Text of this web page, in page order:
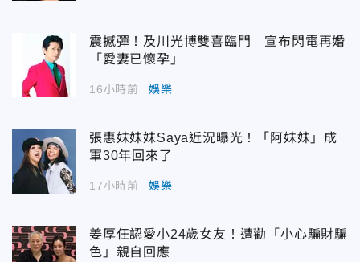
震撼彈！及川光博雙喜臨門 宣布閃電再婚
「愛妻已懷孕」
16小時前 娛樂
張惠妹妹妹Saya近況曝光！「阿妹妹」成
軍30年回來了
17小時前 娛樂
姜厚任認愛小24歲女友！遭勸「小心騙財騙
色」親自回應